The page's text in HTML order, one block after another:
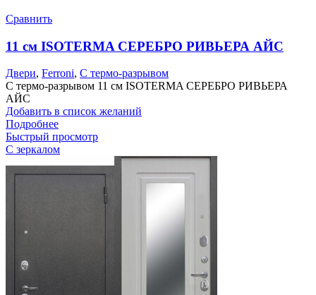
Сравнить
11 см ISOTERMA СЕРЕБРО РИВЬЕРА АЙС
Двери, Ferroni, С термо-разрывом
С термо-разрывом 11 см ISOTERMA СЕРЕБРО РИВЬЕРА
АЙС
Добавить в список желаний
Подробнее
Быстрый просмотр
С зеркалом